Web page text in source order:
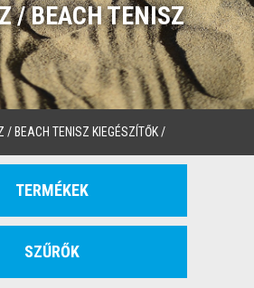
/ BEACH TENISZ
/ BEACH TENISZ KIEGÉSZÍTŐK/
TERMÉKEK
SZŰRŐK